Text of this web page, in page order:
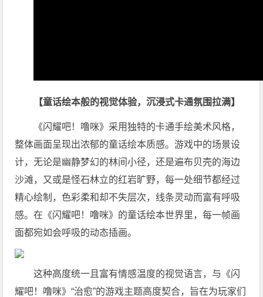
【童话绘本般的视觉体验，沉浸式卡通氛围拉满】
《闪耀吧！噜咪》采用独特的卡通手绘美术风格，
整体画面呈现出浓郁的童话绘本质感。游戏中的场景设
计，无论是幽静梦幻的林间小径，还是遍布贝壳的海边
沙滩，又或是怪石林立的红岩旷野，每一处细节都经过
精心绘制，色彩柔和却不失层次，线条灵动而富有呼吸
感。在《闪耀吧！噜咪》的童话绘本世界里，每一帧画
面都宛如会呼吸的动态插画。
这种高度统一且富有情感温度的视觉语言，与《闪
耀吧！噜咪》“治愈”的游戏主题高度契合，旨在为玩家们